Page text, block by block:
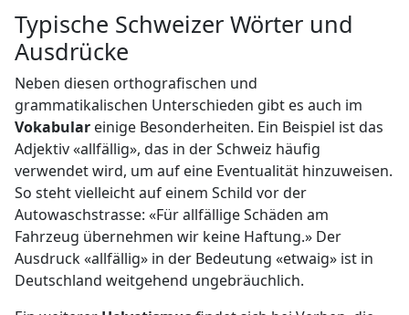
Typische Schweizer Wörter und
Ausdrücke
Neben diesen orthografischen und
grammatikalischen Unterschieden gibt es auch im
Vokabular einige Besonderheiten. Ein Beispiel ist das
Adjektiv «allfällig», das in der Schweiz häufig
verwendet wird, um auf eine Eventualität hinzuweisen.
So steht vielleicht auf einem Schild vor der
Autowaschstrasse: «Für allfällige Schäden am
Fahrzeug übernehmen wir keine Haftung.» Der
Ausdruck «allfällig» in der Bedeutung «etwaig» ist in
Deutschland weitgehend ungebräuchlich.